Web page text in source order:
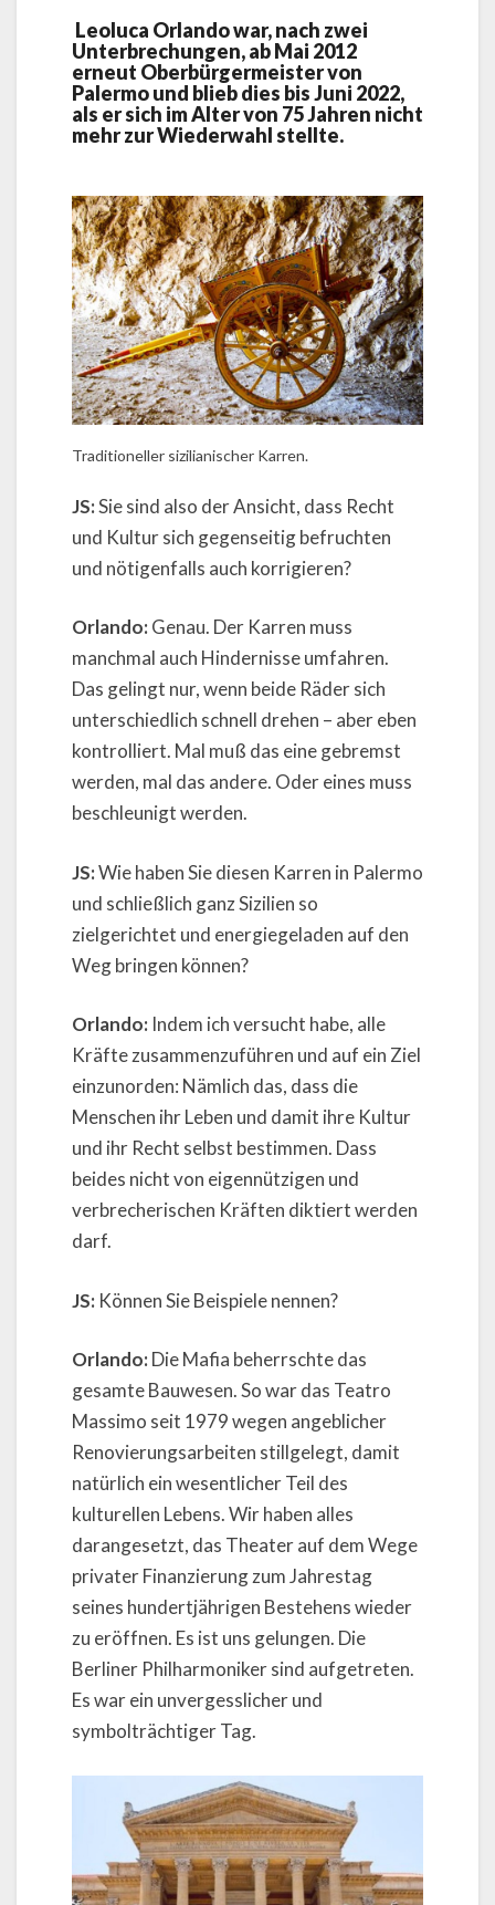
Leoluca Orlando war, nach zwei
Unterbrechungen, ab Mai 2012
erneut Oberbürgermeister von
Palermo und blieb dies bis Juni 2022,
als er sich im Alter von 75 Jahren nicht
mehr zur Wiederwahl stellte.
Traditioneller sizilianischer Karren.
JS:Sie sind also der Ansicht, dass Recht
und Kultur sich gegenseitig befruchten
und nötigenfalls auch korrigieren?
Orlando:Genau. Der Karren muss
manchmal auch Hindernisse umfahren.
Das gelingt nur, wenn beide Räder sich
unterschiedlich schnell drehen – aber eben
kontrolliert. Mal muß das eine gebremst
werden, mal das andere. Oder eines muss
beschleunigt werden.
JS:Wie haben Sie diesen Karren in Palermo
und schließlich ganz Sizilien so
zielgerichtet und energiegeladen auf den
Weg bringen können?
Orlando: Indem ich versucht habe, alle
Kräfte zusammenzuführen und auf ein Ziel
einzunorden: Nämlich das, dass die
Menschen ihr Leben und damit ihre Kultur
und ihr Recht selbst bestimmen. Dass
beides nicht von eigennützigen und
verbrecherischen Kräften diktiert werden
darf.
JS: Können Sie Beispiele nennen?
Orlando:Die Mafia beherrschte das
gesamte Bauwesen. So war das Teatro
Massimo seit 1979 wegen angeblicher
Renovierungsarbeiten stillgelegt, damit
natürlich ein wesentlicher Teil des
kulturellen Lebens. Wir haben alles
darangesetzt, das Theater auf dem Wege
privater Finanzierung zum Jahrestag
seines hundertjährigen Bestehens wieder
zu eröffnen. Es ist uns gelungen. Die
Berliner Philharmoniker sind aufgetreten.
Es war ein unvergesslicher und
symbolträchtiger Tag.